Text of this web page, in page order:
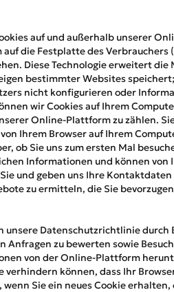
auf und außerhalb unserer
die Festplatte des
Diese Technologie erweitert
bestimmter Websites
nicht konfigurieren oder
wir Cookies auf Ihrem
Online-Plattform zu zählen.
Ihrem Browser auf Ihrem
ob Sie uns zum ersten Mal
Informationen und können
und geben uns Ihre
zu ermitteln, die Sie
unsere Datenschutzrichtlinie durch
Anfragen zu bewerten sowie
von der Online-Plattform
können, dass Ihr
Sie ein neues Cookie